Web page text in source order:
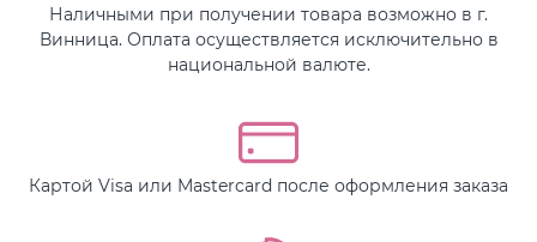
Наличными при получении товара возможно в г.
Винница. Оплата осуществляется исключительно в
национальной валюте.
Картой Visa или Mastercard после оформления заказа